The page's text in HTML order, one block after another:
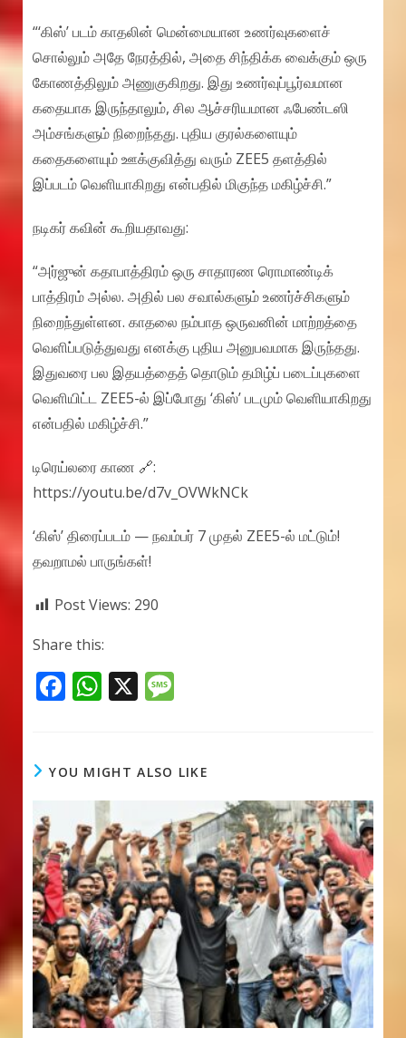
“‘கிஸ்’ படம் காதலின் மென்மையான உணர்வுகளைச்
சொல்லும் அதே நேரத்தில், அதை சிந்திக்க வைக்கும் ஒரு
கோணத்திலும் அணுகுகிறது. இது உணர்வுப்பூர்வமான
கதையாக இருந்தாலும், சில ஆச்சரியமான ஃபேண்டஸி
அம்சங்களும் நிறைந்தது. புதிய குரல்களையும்
கதைகளையும் ஊக்குவித்து வரும் ZEE5 தளத்தில்
இப்படம் வெளியாகிறது என்பதில் மிகுந்த மகிழ்ச்சி.”
நடிகர் கவின் கூறியதாவது:
“அர்ஜுன் கதாபாத்திரம் ஒரு சாதாரண ரொமாண்டிக்
பாத்திரம் அல்ல. அதில் பல சவால்களும் உணர்ச்சிகளும்
நிறைந்துள்ளன. காதலை நம்பாத ஒருவனின் மாற்றத்தை
வெளிப்படுத்துவது எனக்கு புதிய அனுபவமாக இருந்தது.
இதுவரை பல இதயத்தைத் தொடும் தமிழ்ப் படைப்புகளை
வெளியிட்ட ZEE5-ல் இப்போது ‘கிஸ்’ படமும் வெளியாகிறது
என்பதில் மகிழ்ச்சி.”
டிரெய்லரை காண 🔗:
https://youtu.be/d7v_OVWkNCk
‘கிஸ்’ திரைப்படம் — நவம்பர் 7 முதல் ZEE5-ல் மட்டும்!
தவறாமல் பாருங்கள்!
Post Views: 290
Share this:
F
b
o
k
W
s
A
p
p
X M
a
e
YOU MIGHT ALSO LIKE